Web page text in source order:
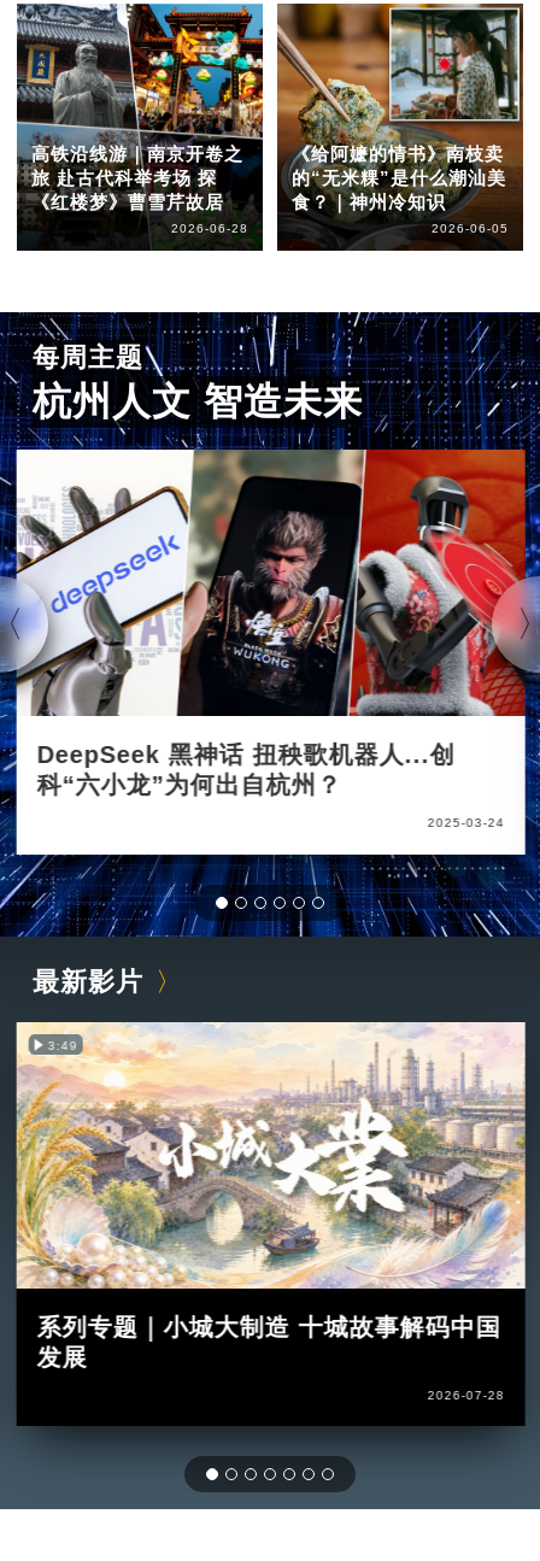
高铁沿线游｜南京开卷之
旅 赴古代科举考场 探
《红楼梦》曹雪芹故居
2026-06-28
《给阿嬷的情书》南枝卖
的“无米粿”是什么潮汕美
食？｜神州冷知识
2026-06-05
每周主题
杭州人文 智造未来
DeepSeek 黑神话 扭秧歌机器人...创
科“六小龙”为何出自杭州？
2025-03-24
最新影片
3:49
系列专题｜小城大制造 十城故事解码中国
发展
2026-07-28